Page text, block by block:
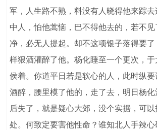
军，人生路不熟，料没有人晓得他来踪
中人，怕他蒿恼，巴不得他去的，若不
净，必无人提起。却不这项银子落得要
样狠酒灌醉了他。杨化睡至一个更次，于
侯着。你道平日若是软心的人，此时纵
酒醉，腰里模了他的，走了去，明日杨
后失了，就是疑心大郊，没个实据，可
处。何致定要害他性命？谁知北人手辣心